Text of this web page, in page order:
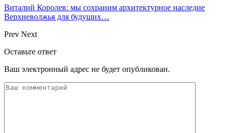
Виталий Королев: мы сохраним архитектурное наследие
Верхневолжья для будущих…
Prev Next
Оставьте ответ
Ваш электронный адрес не будет опубликован.